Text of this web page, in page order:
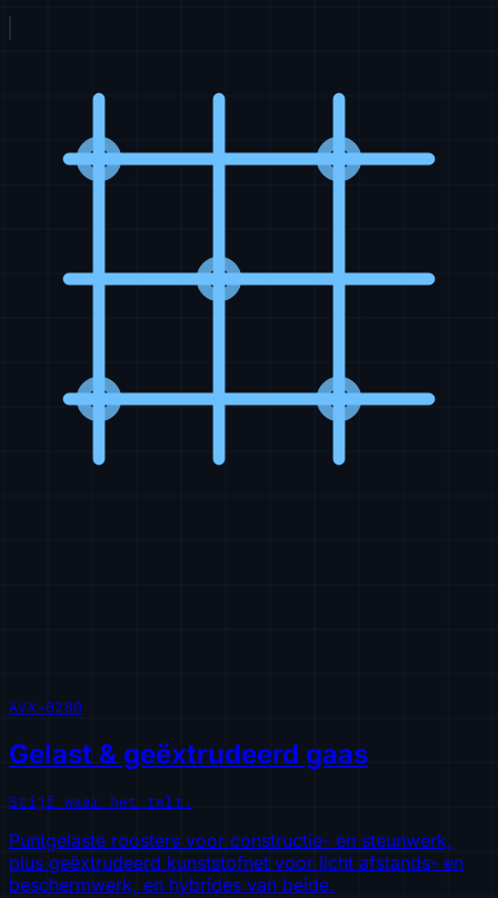
AVX-0280
Gelast & geëxtrudeerd gaas
Stijf waar het telt.
Puntgelaste roosters voor constructie- en steunwerk,
plus geëxtrudeerd kunststofnet voor licht afstands- en
beschermwerk, en hybrides van beide.